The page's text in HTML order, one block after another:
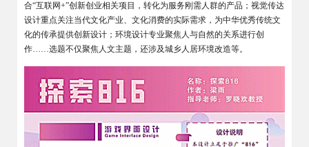
合“互联网+”创新创业相关项目，转化为服务刚需人群的产品；视觉传达
设计重点关注当代文化产业、文化消费的实际需求，为中华优秀传统文
化的传承提供创新设计；环境设计专业聚焦人与自然的关系进行创
作……选题不仅聚焦人文主题，还涉及城乡人居环境改造等。